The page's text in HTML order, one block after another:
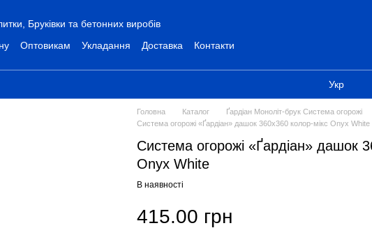
Бруківки та бетонних виробів
Оптовикам Укладання Доставка Контакти
Укр
Головна Каталог
Ґардіан Моноліт-брук Система огорожі
Система огорожі «Ґардіан» дашок 360х360 колор-мікс Onyx White
Система огорожі «Ґардіан» дашок
Onyx White
В наявності
415.00 грн